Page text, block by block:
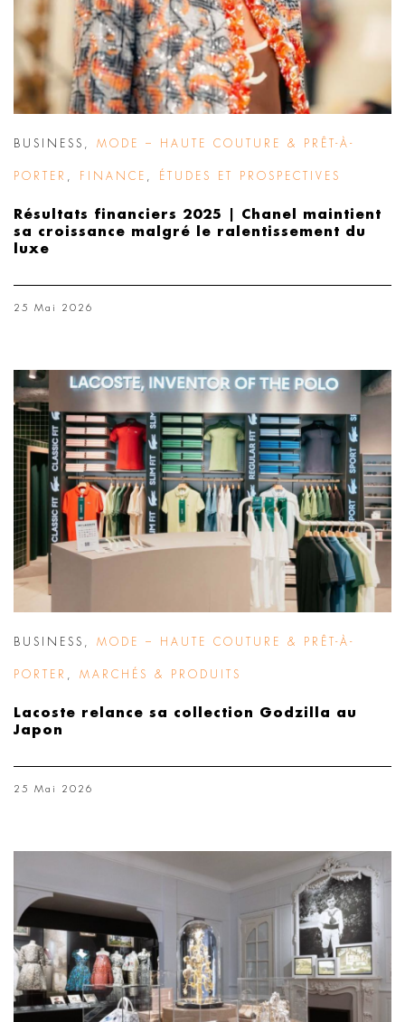
BUSINESS MODE – HAUTE COUTURE & PRÊT-À-
PORTER FINANCE ÉTUDES ET PROSPECTIVES
Résultats financiers 2025 | Chanel maintient
sa croissance malgré le ralentissement du
luxe
25 Mai 2026
BUSINESS MODE – HAUTE COUTURE & PRÊT-À-
PORTER MARCHÉS & PRODUITS
Lacoste relance sa collection Godzilla au
Japon
25 Mai 2026